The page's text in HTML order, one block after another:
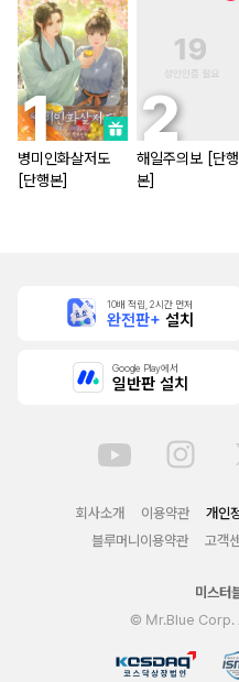
병미인화살저도
[단행본]
해일주의보 [단행
본]
10배 적립, 2시간 먼저
완전판+ 설치
Google Play에서
일반판 설치
회사소개 이용약관 개인
블루머니이용약관
고객
미스터
© Mr.Blue